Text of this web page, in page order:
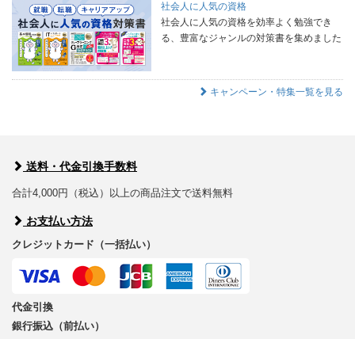
社会人に人気の資格
社会人に人気の資格を効率よく勉強でき
る、豊富なジャンルの対策書を集めました
キャンペーン・特集一覧を見る
送料・代金引換手数料
合計4,000円（税込）以上の商品注文で送料無料
お支払い方法
クレジットカード（一括払い）
代金引換
銀行振込（前払い）